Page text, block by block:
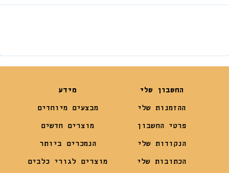
החשבון שלי
ההזמנות שלי
פרטי החשבון
הנקודות שלי
הכתובות שלי
מידע
מבצעים מיוחדים
מוצרים חדשים
הנמכרים ביותר
מוצרים לגורי כלבים